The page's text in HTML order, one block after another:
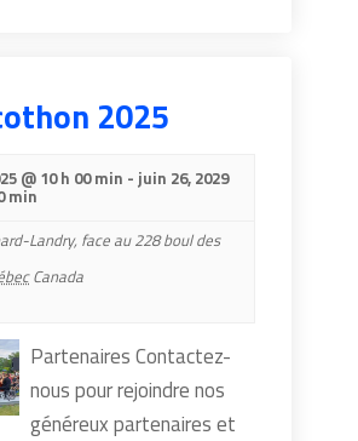
2025
@ 10 h 00 min - juin 26, 2029
min
Landry, face au 228 boul des
Canada
Partenaires Contactez-
nous pour rejoindre nos
généreux partenaires et